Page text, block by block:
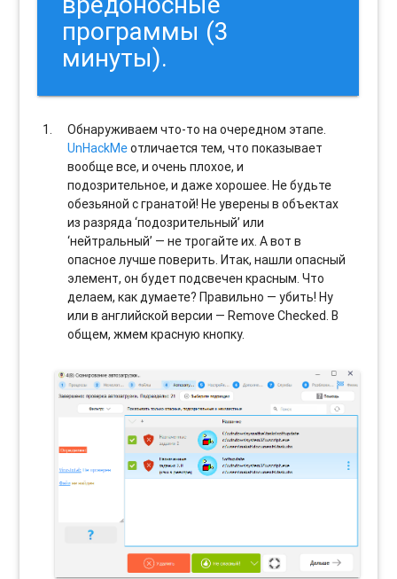
программы (3
минуты).
Обнаруживаем что-то на очередном этапе.
UnHackMeотличается тем, что показывает
вообще все, и очень плохое, и
подозрительное, и даже хорошее. Не будьте
обезьяной с гранатой! Не уверены в объектах
из разряда ‘подозрительный’ или
‘нейтральный’ — не трогайте их. А вот в
опасное лучше поверить. Итак, нашли опасный
элемент, он будет подсвечен красным. Что
делаем, как думаете? Правильно — убить! Ну
или в английской версии — Remove Checked. В
общем, жмем красную кнопку.